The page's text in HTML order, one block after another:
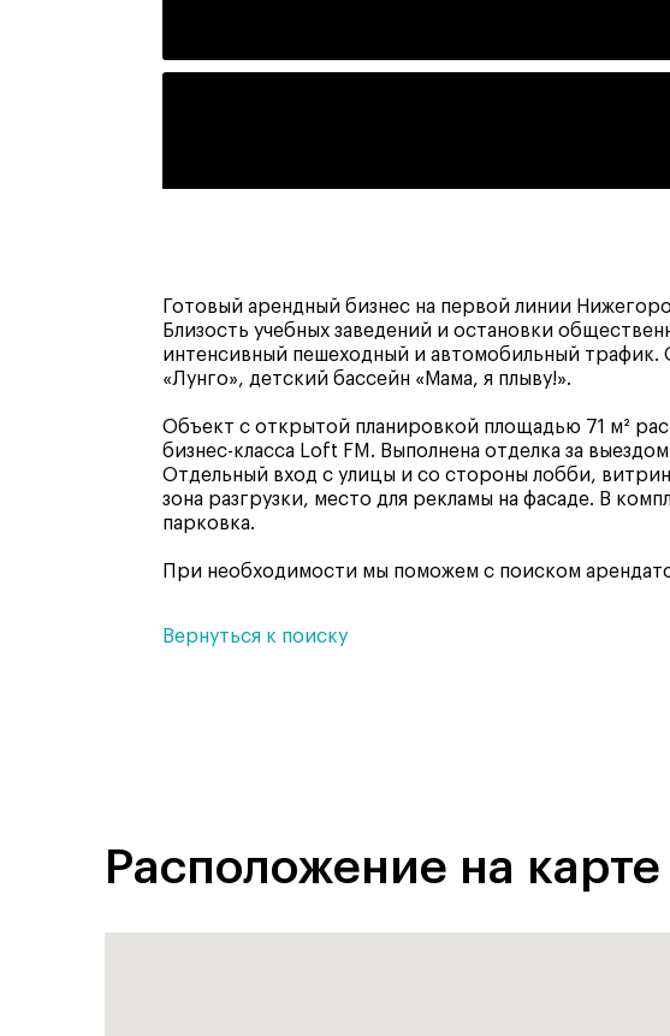
Готовый арендный бизнес на первой линии
Близость учебных заведений и остановки
интенсивный пешеходный и автомобильный трафик.
«Лунго», детский бассейн «Мама, я плыву!».
Объект с открытой планировкой площадью 71 м²
бизнес-класса Loft FM. Выполнена отделка за
Отдельный вход с улицы и со стороны лобби,
зона разгрузки, место для рекламы на фасаде. В
парковка.
При необходимости мы поможем с поиском
Вернуться к поиску
Расположение на карте